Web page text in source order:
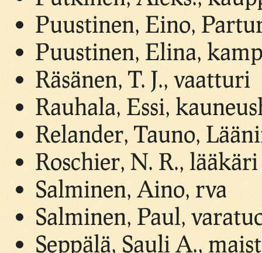
Puustinen, Eino,
Puustinen, Elina,
Räsänen, T. J., vaatturi
Rauhala, Essi,
Relander, Tauno,
Roschier, N. R., lääkäri
Salminen, Aino, rva
Salminen, Paul,
Seppälä, Sauli A.,